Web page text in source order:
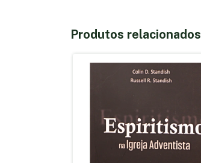
Produtos relacionados